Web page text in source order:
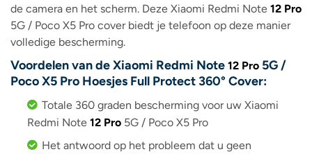
de camera en het scherm. Deze Xiaomi Redmi Note 12 Pro
5G / Poco X5 Pro cover biedt je telefoon op deze manier
volledige bescherming.
Voordelen van de Xiaomi Redmi Note 12 Pro 5G /
Poco X5 Pro Hoesjes Full Protect 360° Cover:
Totale 360 ​​graden bescherming voor uw Xiaomi
Redmi Note 12 Pro 5G / Poco X5 Pro
Het antwoord op het probleem dat u geen